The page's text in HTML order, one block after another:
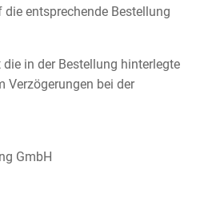
entsprechende Bestellung
in der Bestellung hinterlegte
Verzögerungen bei der
GmbH